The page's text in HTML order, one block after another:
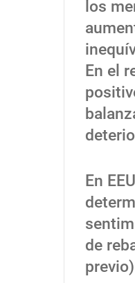
los
En el
En
de